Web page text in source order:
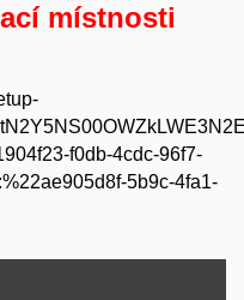
místnosti
f0db-4cdc-96f7-
5b9c-4fa1-